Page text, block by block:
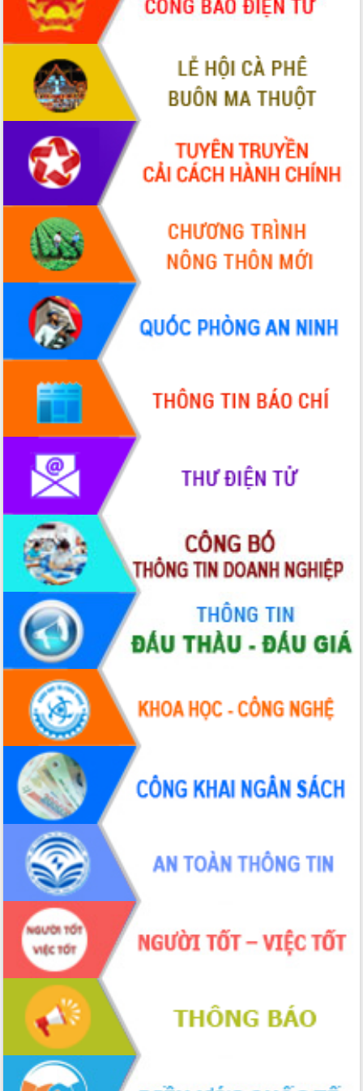
Định vị cà phê Việt Nam như một “di
sản sống” trong dòng chảy toàn cầu
Xây dựng nông thôn mới: Nâng cao đời
sống người dân từ những mô hình thiết
thực
Quyết liệt tháo gỡ vướng mắc, đẩy
nhanh tiến độ các dự án trọng điểm
trong Khu kinh tế Nam Phú Yên
Hòn Yến phát triển du lịch gắn với bảo
tồn biển
Lấy ý kiến điều chỉnh Quy hoạch tỉnh
Đắk Lắk thời kỳ 2021-2030, tầm nhìn
đến năm 2050
Phát động chiến dịch 30 ngày đêm
giải phóng mặt bằng Tuyến đường bộ
ven biển
Đắk Lắk nỗ lực thúc đẩy tăng trưởng
kinh tế từ 10% trở lên trong Quý
II/2026
Đắk Lắk ký kết thỏa thuận hợp tác về
chuyển đổi số giai đoạn 2026 – 2030
với Tập đoàn Bưu chính Viễn thông
Việt Nam
Thứ trưởng Bộ Y tế làm việc với tỉnh
Đắk Lắk về phát triển nhân lực y tế
cho trạm y tế cấp xã
Du lịch Đắk Lắk nâng tầm trải nghiệm
du khách thông qua Hệ thống cơ sở dữ
liệu và Bản đồ số
Tập huấn ứng dụng trí tuệ nhân tạo (AI)
trong thương mại điện tử năm 2026
Đoàn đại biểu Quốc hội tỉnh Đắk Lắk
trao đổi thông tin trước Kỳ họp thứ
nhất, Quốc hội khóa XVI
Quyết liệt cải cách hành chính, khơi
thông nguồn lực phát triển
Nâng cao hiệu lực, hiệu quả HĐND
tỉnh thông qua hiện đại hóa hành chính
Xã Ea Phê gắn cải cách hành chính với
chuyển đổi số
Phó Chủ tịch Thường trực UBND tỉnh
Hồ Thị Nguyên Thảo làm việc tại Trung
tâm Phục vụ hành chính công xã Ea
Phê
Xây dựng nền hành chính số đồng
hành cùng nông dân dân, doanh nghiệp
Giai đoạn 2026-2030, Đắk Lắk phấn
đấu có 77% xã đạt chuẩn nông thôn
mới
Chuyển đổi số 'mở đường' cho nông
nghiệp Đắk Lắk tăng trưởng bứt phá
Triển khai đồng bộ đo đạc, lập hồ sơ
địa chính, hoàn thiện cơ sở dữ liệu đất
đai
Ứng dụng sinh trắc học - Bước tiến
trong hành trình chuyển đổi số tại Đắk
Lắk
Đắk Lắk nâng cao hiệu quả công tác
Đảng từ Sổ tay đảng viên điện tử
Đắk Lắk đẩy mạnh nuôi biển công
nghệ, hướng tới phát triển thủy sản